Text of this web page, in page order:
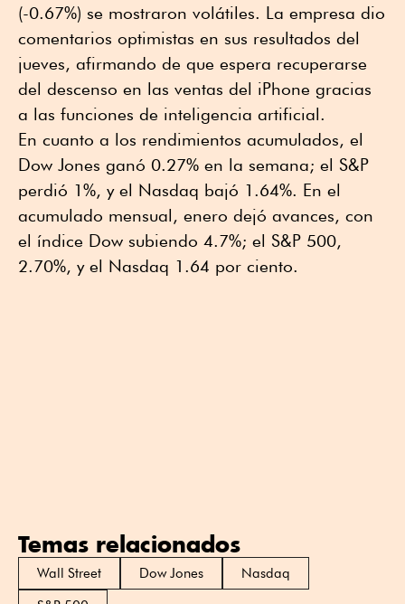
(-0.67%) se mostraron volátiles. La empresa dio
comentarios optimistas en sus resultados del
jueves, afirmando de que espera recuperarse
del descenso en las ventas del iPhone gracias
a las funciones de inteligencia artificial.
En cuanto a los rendimientos acumulados, el
Dow Jones ganó 0.27% en la semana; el S&P
perdió 1%, y el Nasdaq bajó 1.64%. En el
acumulado mensual, enero dejó avances, con
el índice Dow subiendo 4.7%; el S&P 500,
2.70%, y el Nasdaq 1.64 por ciento.
Temas relacionados
Wall Street Dow Jones
Nasdaq